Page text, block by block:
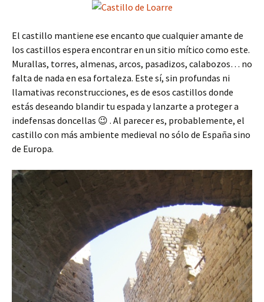
El castillo mantiene ese encanto que cualquier amante de
los castillos espera encontrar en un sitio mítico como este.
Murallas, torres, almenas, arcos, pasadizos, calabozos… no
falta de nada en esa fortaleza. Este sí, sin profundas ni
llamativas reconstrucciones, es de esos castillos donde
estás deseando blandir tu espada y lanzarte a proteger a
indefensas doncellas 😉 . Al parecer es, probablemente, el
castillo con más ambiente medieval no sólo de España sino
de Europa.